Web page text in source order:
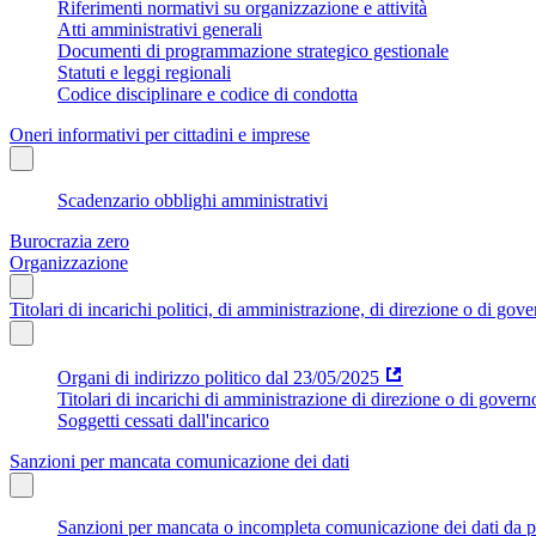
Riferimenti normativi su organizzazione e attività
Atti amministrativi generali
Documenti di programmazione strategico gestionale
Statuti e leggi regionali
Codice disciplinare e codice di condotta
Oneri informativi per cittadini e imprese
Scadenzario obblighi amministrativi
Burocrazia zero
Organizzazione
Titolari di incarichi politici, di amministrazione, di direzione o di
Organi di indirizzo politico dal 23/05/2025
Titolari di incarichi di amministrazione di direzione o di
Soggetti cessati dall'incarico
Sanzioni per mancata comunicazione dei dati
Sanzioni per mancata o incompleta comunicazione dei dati